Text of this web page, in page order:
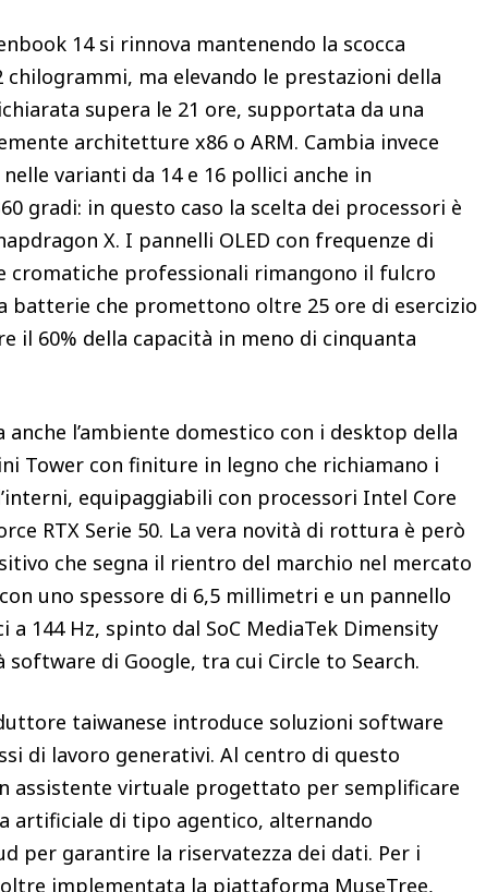
14 si rinnova mantenendo la scocca
ma elevando le prestazioni della
supera le 21 ore, supportata da una
architetture x86 o ARM. Cambia invece
varianti da 14 e 16 pollici anche in
gradi: in questo caso la scelta dei processori è
X. I pannelli OLED con frequenze di
cromatiche professionali rimangono il fulcro
batterie che promettono oltre 25 ore di esercizio
il 60% della capacità in meno di cinquanta
anche l’ambiente domestico con i desktop della
Tower con finiture in legno che richiamano i
equipaggiabili con processori Intel Core
RTX Serie 50. La vera novità di rottura è però
che segna il rientro del marchio nel mercato
uno spessore di 6,5 millimetri e un pannello
144 Hz, spinto dal SoC MediaTek Dimensity
di Google, tra cui Circle to Search.
taiwanese introduce soluzioni software
di lavoro generativi. Al centro di questo
assistente virtuale progettato per semplificare
artificiale di tipo agentico, alternando
per garantire la riservatezza dei dati. Per i
implementata la piattaforma MuseTree,